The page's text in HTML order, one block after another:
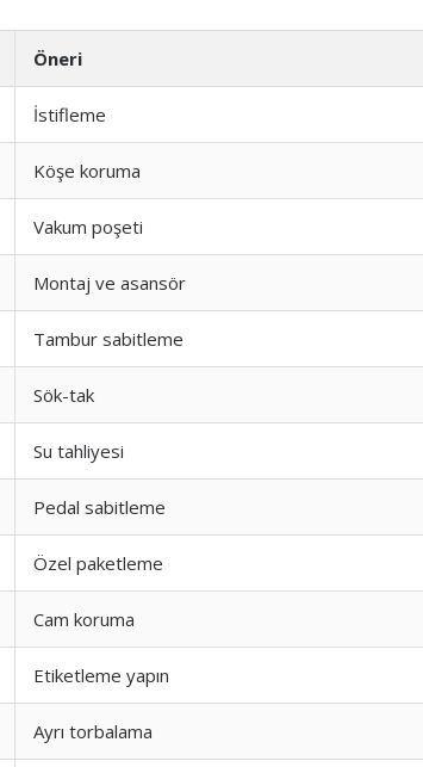
Öneri
İstifleme
Köşe koruma
Vakum poşeti
Montaj ve asansör
Tambur sabitleme
Sök-tak
Su tahliyesi
Pedal sabitleme
Özel paketleme
Cam koruma
Etiketleme yapın
Ayrı torbalama